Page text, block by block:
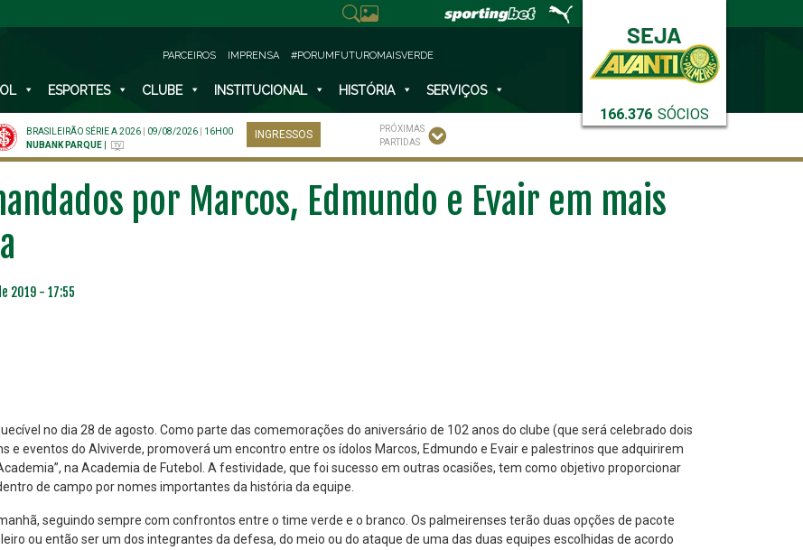
166.376 SÓCIOS
PARCEIROS IMPRENSA #PORUMFUTUROMAISVERDE
ESPORTES CLUBE INSTITUCIONAL HISTÓRIA SERVIÇOS
BRASILEIRÃO SÉRIE A 2026 09/08/2026
16H00
NUBANK PARQUE
INGRESSOS
PRÓXIMAS
PARTIDAS
por Marcos, Edmundo e Evair em mais
2019 - 17:55
no dia 28 de agosto. Como parte das comemorações do aniversário de 102 anos do clube (que será celebrado dois
e eventos do Alviverde, promoverá um encontro entre os ídolos Marcos, Edmundo e Evair e palestrinos que adquirirem
na Academia de Futebol. A festividade, que foi sucesso em outras ocasiões, tem como objetivo proporcionar
de campo por nomes importantes da história da equipe.
seguindo sempre com confrontos entre o time verde e o branco. Os palmeirenses terão duas opções de pacote
ou então ser um dos integrantes da defesa, do meio ou do ataque de uma das duas equipes escolhidas de acordo